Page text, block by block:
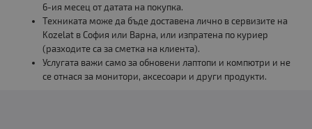
6-ия месец от датата на покупка.
Техниката може да бъде доставена лично в сервизите на
Kozelat в София или Варна, или изпратена по куриер
(разходите са за сметка на клиента).
Услугата важи само за обновени лаптопи и компютри и не
се отнася за монитори, аксесоари и други продукти.